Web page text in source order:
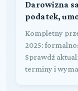
Darowizna
podatek,
Kompletny
2025:
Sprawdź
terminy i